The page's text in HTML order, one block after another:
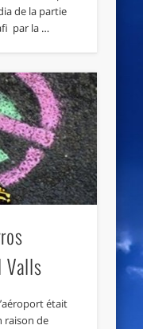
de la partie
par la …
Valls
était
raison de